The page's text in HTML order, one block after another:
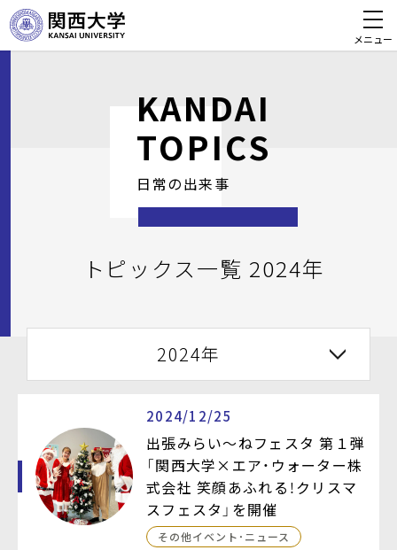
メニュー
KANDAI
TOPICS
日常の出来事
トピックス一覧 2024年
2024年
2024/12/25
出張みらい～ねフェスタ 第１弾
「関西大学×エア・ウォーター株
式会社 笑顔あふれる！クリスマ
スフェスタ」を開催
その他イベント・ニュース